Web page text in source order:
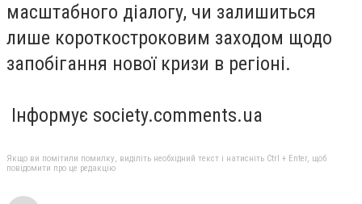
масштабного діалогу, чи залишиться
лише короткостроковим заходом щодо
запобігання нової кризи в регіоні.
Інформує society.comments.ua
Якщо ви помітили помилку, виділіть необхідний текст і натисніть Ctrl + Enter, щоб
повідомити про це редакцію